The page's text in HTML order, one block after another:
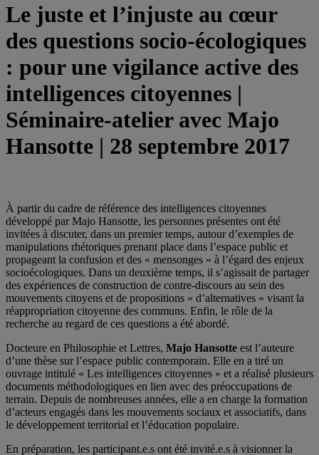
Le juste et l’injuste au cœur
des questions socio-écologiques
: pour une vigilance active des
intelligences citoyennes |
Séminaire-atelier avec Majo
Hansotte | 28 septembre 2017
À partir du cadre de référence des intelligences citoyennes
développé par Majo Hansotte, les personnes présentes ont été
invitées à discuter, dans un premier temps, autour d’exemples de
manipulations rhétoriques prenant place dans l’espace public et
propageant la confusion et des « mensonges » à l’égard des enjeux
socioécologiques. Dans un deuxième temps, il s’agissait de partager
des expériences de construction de contre-discours au sein des
mouvements citoyens et de propositions « d’alternatives » visant la
réappropriation citoyenne des communs. Enfin, le rôle de la
recherche au regard de ces questions a été abordé.
Docteure en Philosophie et Lettres, Majo Hansotte est l’auteure
d’une thèse sur l’espace public contemporain. Elle en a tiré un
ouvrage intitulé « Les intelligences citoyennes » et a réalisé plusieurs
documents méthodologiques en lien avec des préoccupations de
terrain. Depuis de nombreuses années, elle a en charge la formation
d’acteurs engagés dans les mouvements sociaux et associatifs, dans
le développement territorial et l’éducation populaire.
En préparation, les participant.e.s ont été invité.e.s à visionner la